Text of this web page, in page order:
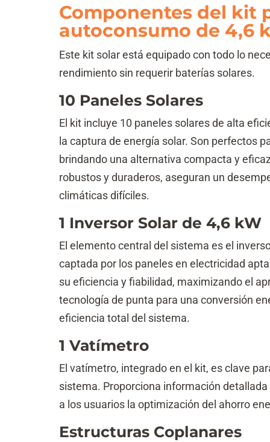
Componentes del kit
autoconsumo de 4,6
Este kit solar está equipado con todo lo
rendimiento sin requerir baterías solares.
10 Paneles Solares
El kit incluye 10 paneles solares de alta
la captura de energía solar. Son perfectos
brindando una alternativa compacta y
robustos y duraderos, aseguran un
climáticas difíciles.
1 Inversor Solar de 4,6 kW
El elemento central del sistema es el
captada por los paneles en electricidad
su eficiencia y fiabilidad, maximizando el
tecnología de punta para una conversión
eficiencia total del sistema.
1 Vatímetro
El vatímetro, integrado en el kit, es clave
sistema. Proporciona información
a los usuarios la optimización del ahorro
Estructuras Coplanares